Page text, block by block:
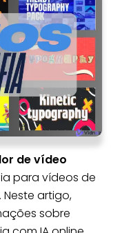
de vídeo
para vídeos de
artigo,
sobre